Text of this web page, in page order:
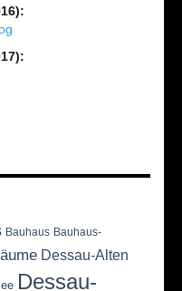
Bauhaus Bauhaus-
Dessau-Alten
Dessau-